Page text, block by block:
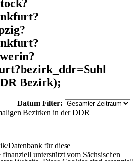
Bezirk);
Datum Filter:
Datenbank für diese
unterstützt vom Sächsischen